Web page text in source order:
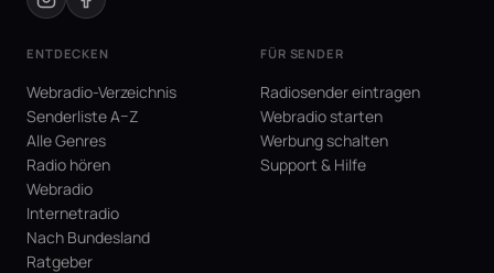
ENTDECKEN
Webradio-Verzeichnis
Senderliste A–Z
Alle Genres
Radio hören
Webradio
Internetradio
Nach Bundesland
Ratgeber
FÜR SENDER
Radiosender eintragen
Webradio starten
Werbung schalten
Support & Hilfe